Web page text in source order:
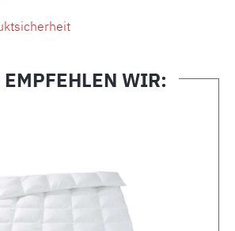
EMPFEHLEN WIR: